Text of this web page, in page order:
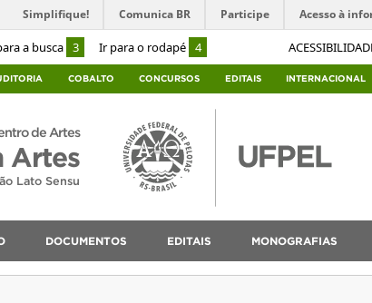
a busca 3 Ir para o rodapé 4
Simplifique! Comunica BR Participe Acesso à
COBALTO CONCURSOS EDITAIS INTERNACIONAL
de Artes
Artes
Lato Sensu
DOCUMENTOS EDITAIS MONOGRAFIAS